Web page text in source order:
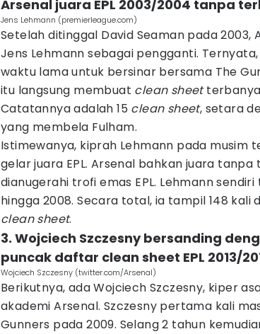
Arsenal juara EPL 2003/2004 tanpa
Jens Lehmann (premierleague.com)
Setelah ditinggal David Seaman pada 2003,
Jens Lehmann sebagai pengganti.
waktu lama untuk bersinar bersama The
itu langsung membuat clean sheet
Catatannya adalah 15 clean sheet, setara
yang membela Fulham.
Istimewanya, kiprah Lehmann pada musim
gelar juara EPL. Arsenal bahkan juara
dianugerahi trofi emas EPL. Lehmann
hingga 2008. Secara total, ia tampil 148 kali
clean sheet.
3. Wojciech Szczesny bersanding
puncak daftar clean sheet EPL 2013/
Wojciech Szczesny (twitter.com/Arsenal)
Berikutnya, ada Wojciech Szczesny, kiper
akademi Arsenal. Szczesny pertama kali
Gunners pada 2009. Selang 2 tahun